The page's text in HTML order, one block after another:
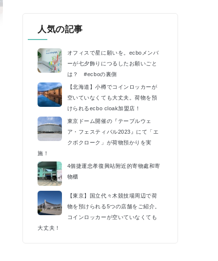
人気の記事
オフィスで星に願いを。ecboメンバ
ーが七夕飾りにつるしたお願いごと
は？ #ecboの裏側
【北海道】小樽でコインロッカーが
空いていなくても大丈夫。荷物を預
けられるecbo cloak加盟店！
東京ドーム開催の『テーブルウェ
ア・フェスティバル2023』にて「エ
クボクローク」が荷物預かりを実
施！
4個捷運忠孝復興站附近的寄物處和寄
物櫃
【東京】国立代々木競技場周辺で荷
物を預けられる5つの店舗をご紹介。
コインロッカーが空いていなくても
大丈夫！